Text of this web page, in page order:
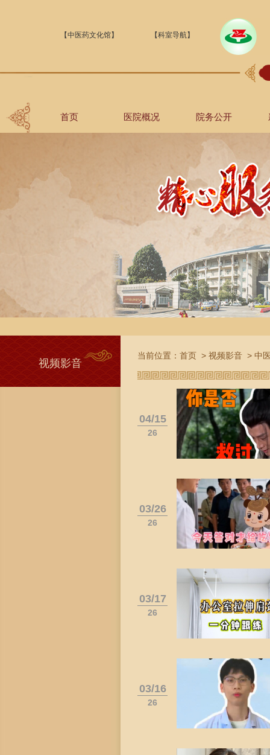
【中医药文化馆】 【科室导航】
首页 医院概况 院务公开
视频影音
当前位置： 首页 > 视频影音 > 中
04/15
26
03/26
26
03/17
26
03/16
26